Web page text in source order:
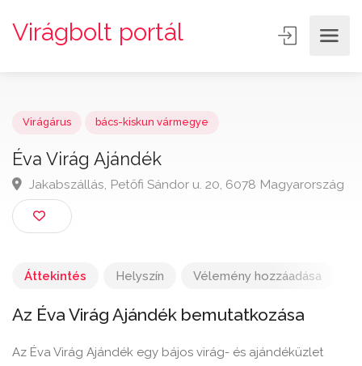
Virágbolt portál
Éva Virág Ajándék
Jakabszállás, Petőfi Sándor u. 20, 6078
Áttekintés Helyszín Vélemény hozzáadása
Az Éva Virág Ajándék bemutatkozása
Az Éva Virág Ajándék egy bájos virág- és ajándéküzlet